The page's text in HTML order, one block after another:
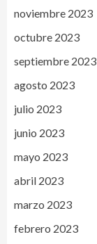
noviembre 2023
octubre 2023
septiembre 2023
agosto 2023
julio 2023
junio 2023
mayo 2023
abril 2023
marzo 2023
febrero 2023